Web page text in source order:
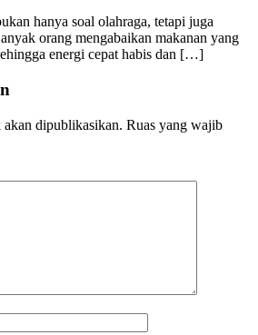
hanya soal olahraga, tetapi juga
orang mengabaikan makanan yang
energi cepat habis dan […]
dipublikasikan. Ruas yang wajib